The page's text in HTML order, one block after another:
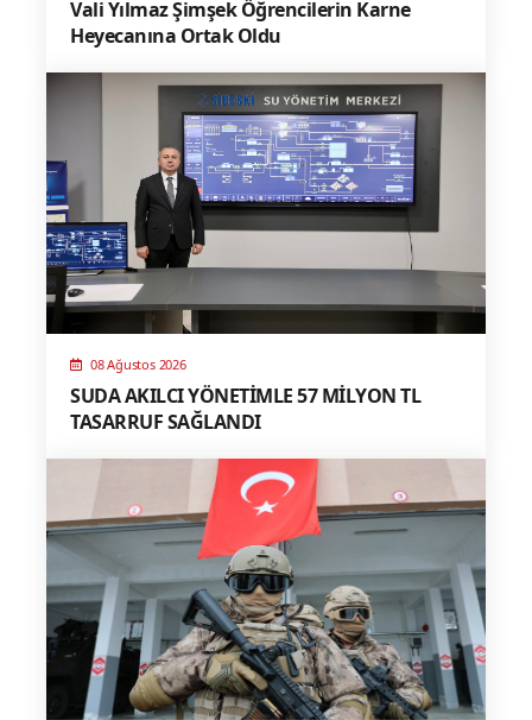
Vali Yılmaz Şimşek Öğrencilerin Karne
Heyecanına Ortak Oldu
08 Ağustos 2026
SUDA AKILCI YÖNETİMLE 57 MİLYON TL
TASARRUF SAĞLANDI